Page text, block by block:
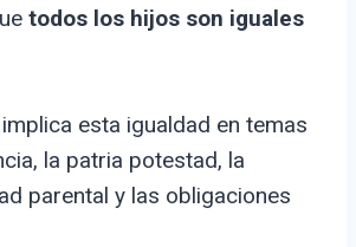
todos los hijos son iguales
esta igualdad en temas
la patria potestad, la
parental y las obligaciones